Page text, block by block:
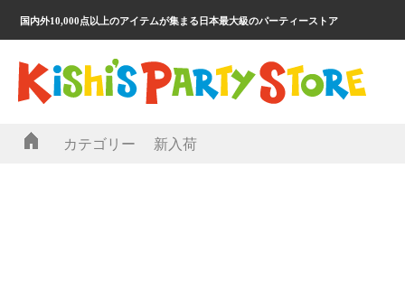
国内外10,000点以上のアイテムが集まる日本最大級のパーティーストア
カテゴリー 新入荷